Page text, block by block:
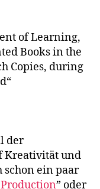
of Learning,
Books in the
Copies, during
der
Kreativität und
ein paar
” oder